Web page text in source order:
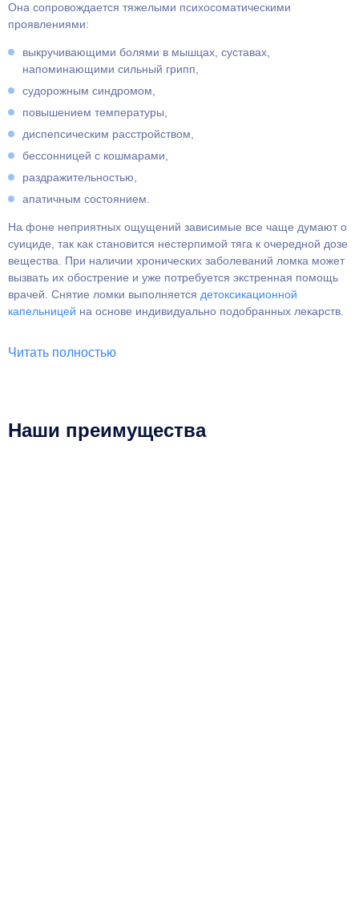
Она сопровождается тяжелыми психосоматическими
проявлениями:
выкручивающими болями в мышцах, суставах,
напоминающими сильный грипп,
судорожным синдромом,
повышением температуры,
диспепсическим расстройством,
бессонницей с кошмарами,
раздражительностью,
апатичным состоянием.
На фоне неприятных ощущений зависимые все чаще думают о
суициде, так как становится нестерпимой тяга к очередной дозе
вещества. При наличии хронических заболеваний ломка может
вызвать их обострение и уже потребуется экстренная помощь
врачей. Снятие ломки выполняется детоксикационной
капельницей на основе индивидуально подобранных лекарств.
Читать полностью
Наши преимущества